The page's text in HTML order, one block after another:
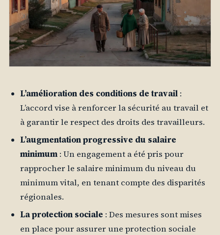
L’amélioration des conditions de travail :
L’accord vise à renforcer la sécurité au travail et
à garantir le respect des droits des travailleurs.
L’augmentation progressive du salaire
minimum : Un engagement a été pris pour
rapprocher le salaire minimum du niveau du
minimum vital, en tenant compte des disparités
régionales.
La protection sociale : Des mesures sont mises
en place pour assurer une protection sociale